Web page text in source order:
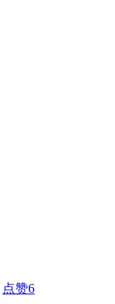
点赞6